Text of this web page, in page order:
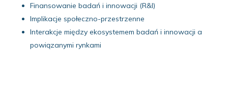
Finansowanie badań i innowacji (R&I)
Implikacje społeczno-przestrzenne
Interakcje między ekosystemem badań i innowacji a
powiązanymi rynkami